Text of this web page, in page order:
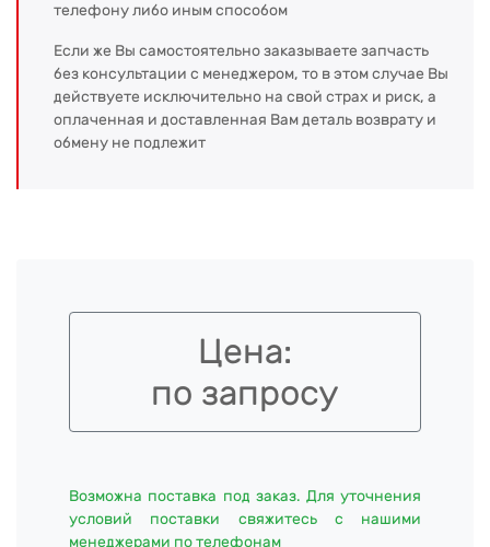
телефону либо иным способом
Если же Вы самостоятельно заказываете запчасть
без консультации с менеджером, то в этом случае Вы
действуете исключительно на свой страх и риск, а
оплаченная и доставленная Вам деталь возврату и
обмену не подлежит
Цена:
по запросу
Возможна поставка под заказ. Для уточнения
условий поставки свяжитесь с нашими
менеджерами по телефонам